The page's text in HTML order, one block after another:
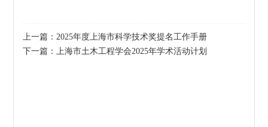
上一篇：2025年度上海市科学技术奖提名工作手册
下一篇：上海市土木工程学会2025年学术活动计划